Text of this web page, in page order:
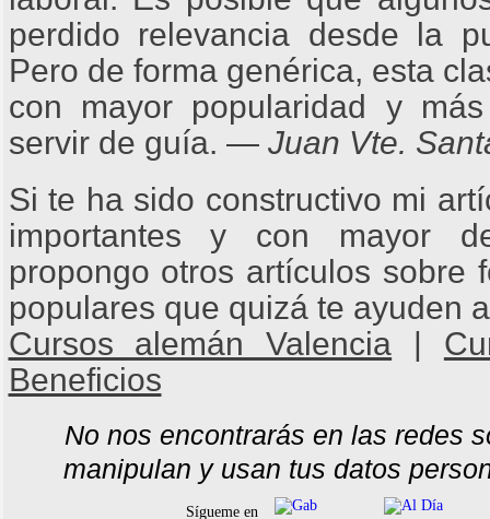
perdido relevancia desde la
Pero de forma genérica, esta
con mayor popularidad y
servir de guía. — Juan Vte.
Si te ha sido constructivo mi
importantes y con mayor
propongo otros artículos sobre
populares que quizá te ayuden
Cursos alemán Valencia |
Beneficios
No nos encontrarás en las redes
manipulan y usan tus datos